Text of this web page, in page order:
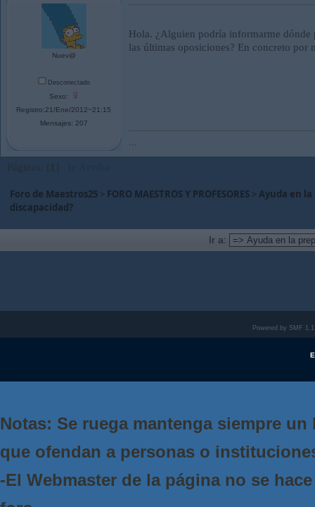
Nuev@
Desconectado
Sexo:
Registro:21/Ene/2012~21:15
Mensajes: 207
Hola. ¿Alguien podría informarme dónde
las últimas oposiciones? En concreto por
...
Páginas: [ 1
Foro de Maestros25> FORO MAESTROS Y PROFESORES >Ayuda en
discapacidad?
Ir a:
Powered by SMF
Notas: Se ruega mantenga siempre
que ofendan a personas o
-El Webmaster de la página no se